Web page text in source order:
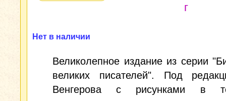
г
Нет в наличии
Великолепное издание из серии
великих писателей". Под
Венгерова с рисунками в